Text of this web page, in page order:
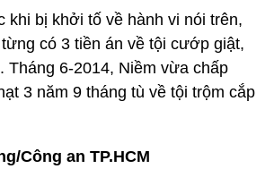
bị khởi tố về hành vi nói trên,
có 3 tiền án về tội cướp giật,
Tháng 6-2014, Niềm vừa chấp
3 năm 9 tháng tù về tội trộm cắp
Công an TP.HCM